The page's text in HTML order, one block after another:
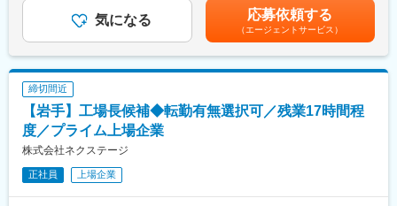
（4）働きやすさ
年休108日＋有休(義務日数)5日＋ライフサポート休暇7日
GWやお盆、年末年始に連休を取得する方が多く全社員が120日休
暇取得できております。
■多様なキャリアパス
年齢・入社歴関係なく全社員に挑戦の機会が与えられます。店舗
経営者を目指せる「ストアプロ制度」、本部へのキャリアチェン
ジなど選択肢も豊富。一人ひとりのなりたい姿、描きたいキャリ
アを実現できます。
■入社後の教育体制
・来店集客活動（webサイトへの情報登録、店舗ブログの更新な
ど）
・その他店舗運営業務など
■組織構成：
1店舗あたり約6名程度、一部10名以上の社員がいる大型店舗もあ
ります。
■魅力ポイント：
（1）成果を出しやすい環境：
平均して月間約30～40件の商談に対して、成約率は約50％！
成果を出した分は、インセンティブで還元（年平均60万）。個人
年収には平均インセンティブ(60万)を含みます。※配属先により地
域手当 ※昇給年1回 ※賞与年2回(平均3ヶ月分)【年収モデル】年収
450万円 入社2年目 店舗スタッフ年収634万円 入社4年目 営業主任
年収855万円 入社6年目 店長賃金はあくまでも目安の金額であ
り、選考を通じて上下する可能性があります。月給(月額)は固定手
当を含めた表記です。
気になる 応募依頼する
（エージェントサービス）
締切間近
【岩手】工場長候補◆転勤有無選択可／残業17時間程
度／プライム上場企業
株式会社ネクステージ
正社員 上場企業